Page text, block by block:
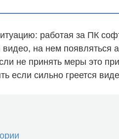
работая за ПК
на нем появляться
не принять меры это
если сильно греется